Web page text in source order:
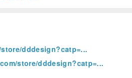
dddesign?catp=...
store/dddesign?catp=...